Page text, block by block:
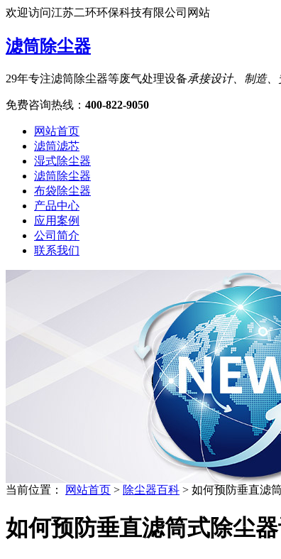
欢迎访问江苏二环环保科技有限公司网站
滤筒除尘器
29年专注滤筒除尘器等废气处理设备承接设计、制造
免费咨询热线 ： 400-822-9050
网站首页
滤筒滤芯
湿式除尘器
滤筒除尘器
布袋除尘器
产品中心
应用案例
公司简介
联系我们
当前位置： 网站首页 > 除尘器百科 > 如何预防垂直滤
如何预防垂直滤筒式除尘